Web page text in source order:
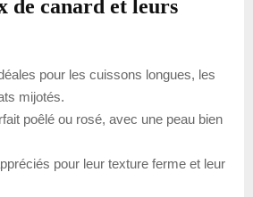
de canard et leurs
pour les cuissons longues, les
mijotés.
poêlé ou rosé, avec une peau bien
pour leur texture ferme et leur